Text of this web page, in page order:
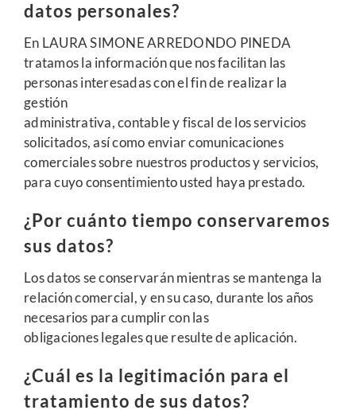
datos personales?
En LAURA SIMONE ARREDONDO PINEDA
tratamos la información que nos facilitan las
personas interesadas con el fin de realizar la
gestión
administrativa, contable y fiscal de los servicios
solicitados, así como enviar comunicaciones
comerciales sobre nuestros productos y servicios,
para cuyo consentimiento usted haya prestado.
¿Por cuánto tiempo conservaremos
sus datos?
Los datos se conservarán mientras se mantenga la
relación comercial, y en su caso, durante los años
necesarios para cumplir con las
obligaciones legales que resulte de aplicación.
¿Cuál es la legitimación para el
tratamiento de sus datos?